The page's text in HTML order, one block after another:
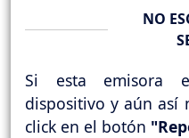
NO
Si esta emisora
dispositivo y aún así
click en el botón